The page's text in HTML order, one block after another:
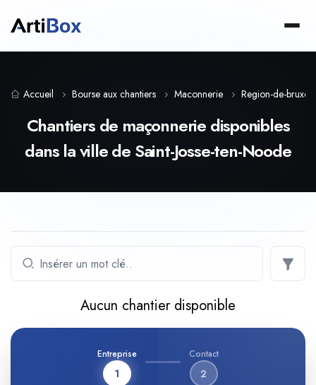
Accueil Bourse aux chantiers Maconnerie Region-de-
Chantiers de maçonnerie disponibles
dans la ville de Saint-Josse-ten-Noode
Aucun chantier disponible
Entreprise
1
Contact
2